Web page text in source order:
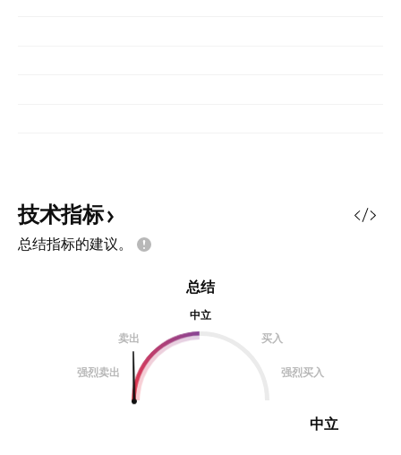
技术指标
总结指标的建议。
总结
中立
卖出
买入
强烈卖出 强烈买入
中立